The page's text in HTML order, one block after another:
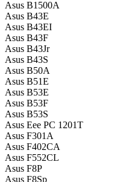
Asus B1500A
Asus B43E
Asus B43EI
Asus B43F
Asus B43Jr
Asus B43S
Asus B50A
Asus B51E
Asus B53E
Asus B53F
Asus B53S
Asus Eee PC 1201T
Asus F301A
Asus F402CA
Asus F552CL
Asus F8P
Asus F8Sp